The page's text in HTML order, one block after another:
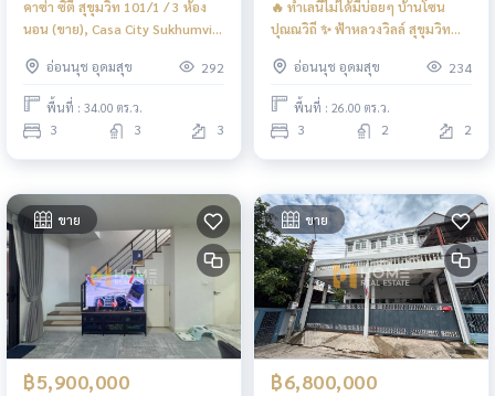
คาซ่า ซิตี้ สุขุมวิท 101/1 / 3 ห้อง
นอน (ขาย), Casa City Sukhumvit
GNG033อ่อนนุช อุดมสุข 292
พื้นที่ : 34.00 ตร.ว.
3 3 3
🔥 ทำเลนี้ไม่ได้มีบ่อยๆ บ้านโซน
ปุณณวิถี ✨ ฟ้าหลวงวิลล์ สุขุมวิท
Ville Sukhumvit 101 / 3
Bedrooms (FOR SALE) GNG079
อ่อนนุช อุดมสุข 234
พื้นที่ : 26.00 ตร.ว.
3 2 2
ขาย
฿5,900,000
ขาย
฿6,800,000